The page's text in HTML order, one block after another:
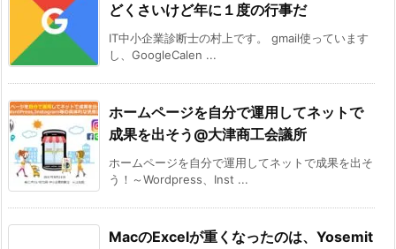
どくさいけど年に１度の行事だ
IT中小企業診断士の村上です。 gmail使っています
し、GoogleCalen ...
ホームページを自分で運用してネットで
成果を出そう@大津商工会議所
ホームページを自分で運用してネットで成果を出そ
う！～Wordpress、Inst ...
MacのExcelが重くなったのは、Yosemit